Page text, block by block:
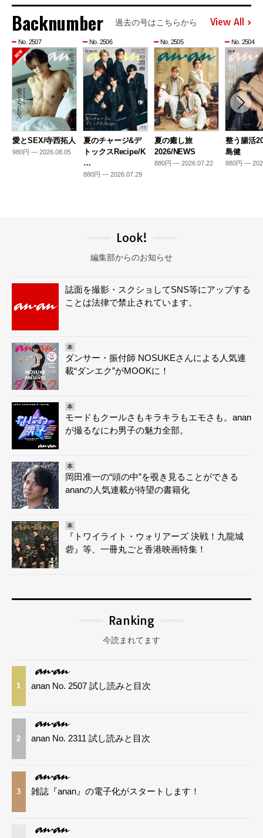
Backnumber 過去の号はこちらから View All
No. 2507
愛とSEX/寺西拓人
980円 — 2026.08.05
No. 2506
夏のチャージ&デ
トックスRecipe/K
…
880円 — 2026.07.29
No. 2505
夏の癒し旅
2026/NEWS
880円 — 2026.07.22
No. 2504
整う腸活
島健
880円 —
Look!
編集部からのお知らせ
誌面を撮影・スクショしてSNS等にアップする
ことは法律で禁止されています。
本
ダンサー・振付師 NOSUKEさんによる人気連
載“ダンエク”がMOOKに！
本
モードもクールさもキラキラもエモさも。anan
が撮るなにわ男子の魅力全部。
本
岡田准一の“頭の中”を覗き見ることができる
ananの人気連載が待望の書籍化
本
『トワイライト・ウォリアーズ 決戦！九龍城
砦』等、一冊丸ごと香港映画特集！
Ranking
今読まれてます
1 anan No. 2507 試し読みと目次
2 anan No. 2311 試し読みと目次
3 雑誌『anan』の電子化がスタートします！